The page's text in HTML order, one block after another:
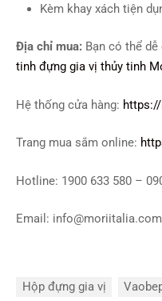
Kèm khay xách tiện
Địa chỉ mua: Bạn có thể
tinh đựng gia vị thủy tinh
Hệ thống cửa hàng:
Trang mua sắm online:
Hotline: 1900 633 580 –
Email: info@moriitalia.com
Hộp đựng gia vị